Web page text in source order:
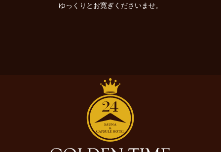
ゆっくりとお寛ぎくださいませ。